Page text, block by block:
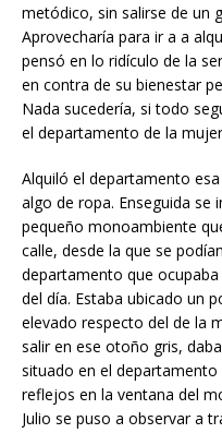
metódico, sin salirse de un
Aprovecharía para ir a a
pensó en lo ridículo de la
en contra de su bienestar
Nada sucedería, si todo
el departamento de la
Alquiló el departamento
algo de ropa. Enseguida se
pequeño monoambiente
calle, desde la que se
departamento que
del día. Estaba ubicado un
elevado respecto del de la
salir en ese otoño gris,
situado en el
reflejos en la ventana del
Julio se puso a observar a